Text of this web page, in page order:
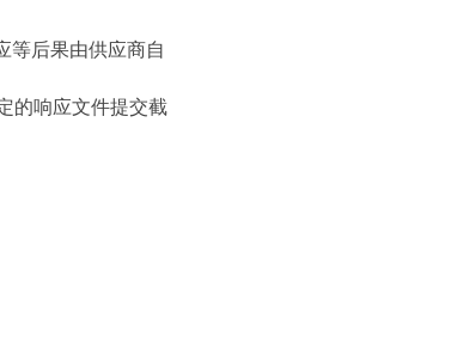
等后果由供应商自
的响应文件提交截